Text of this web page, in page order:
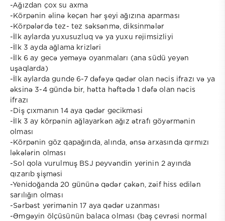
-Ağızdan çox su axma
-Körpənin əlinə keçən hər şeyi ağızına aparması
-Körpələrdə tez- tez səksənmə, diksinmələr
-İlk aylarda yuxusuzluq və ya yuxu rejimsizliyi
-İlk 3 ayda ağlama krizləri
-İlk 6 ay gecə yeməyə oyanmaları (ana südü yeyən
uşaqlarda)
-İlk aylarda gunde 6-7 dəfəyə qədər olan nəcis ifrazı və ya
əksinə 3-4 gündə bir, hətta həftədə 1 dəfə olan nəcis
ifrazı
-Diş çıxmanın 14 aya qədər gecikməsi
-İlk 3 ay körpənin ağlayarkən ağız ətrafı göyərmənin
olması
-Körpənin göz qapağında, alında, ənsə arxasında qırmızı
ləkələrin olması
-Sol qola vurulmuş BSJ peyvəndin yerinin 2 ayında
qızarıb şişməsi
-Yenidoğanda 20 gününə qədər çəkən, zəif hiss edilən
sarılığın olması
-Sərbəst yerimənin 17 aya qədər uzanması
-Əmgəyin ölçüsünün balaca olması (baş çevrəsi normal